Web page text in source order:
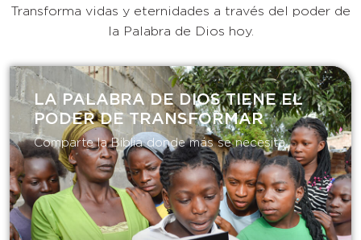
Transforma vidas y eternidades a través del poder de
la Palabra de Dios hoy.
LA PALABRA DE DIOS TIENE EL
PODER DE TRANSFORMAR​
Comparte la Biblia donde más se necesita.